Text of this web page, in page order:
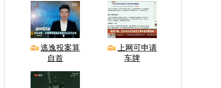
逃逸投案算
自首
上网可申请
车牌